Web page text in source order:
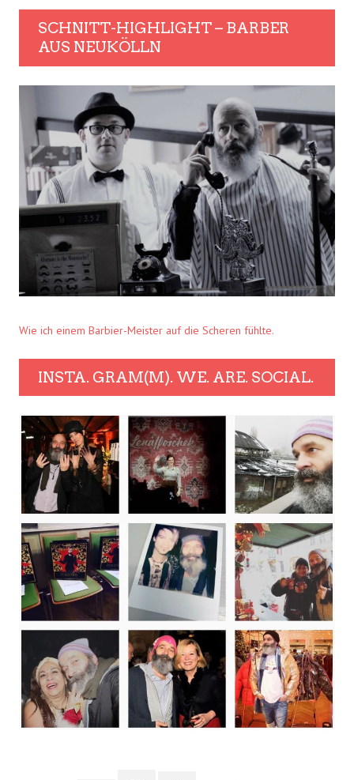
SCHNITT-HIGHLIGHT – BARBER
AUS NEUKÖLLN
Wie ich einem Barbier-Meister auf die Scheren fühlte.
INSTA. GRAM(M). WE. ARE. SOCIAL.